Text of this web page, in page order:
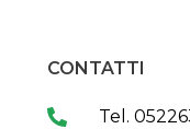
CONTATTI
Tel.